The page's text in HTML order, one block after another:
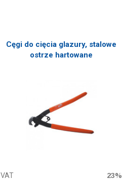
Cęgi do cięcia glazury, stalowe
ostrze hartowane
VAT
23%